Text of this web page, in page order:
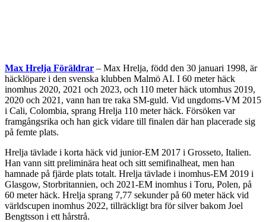
Max Hrelja Föräldrar – Max Hrelja, född den 30 januari 1998, är
häcklöpare i den svenska klubben Malmö AI. I 60 meter häck
inomhus 2020, 2021 och 2023, och 110 meter häck utomhus 2019,
2020 och 2021, vann han tre raka SM-guld. Vid ungdoms-VM 2015
i Cali, Colombia, sprang Hrelja 110 meter häck. Försöken var
framgångsrika och han gick vidare till finalen där han placerade sig
på femte plats.
Hrelja tävlade i korta häck vid junior-EM 2017 i Grosseto, Italien.
Han vann sitt preliminära heat och sitt semifinalheat, men han
hamnade på fjärde plats totalt. Hrelja tävlade i inomhus-EM 2019 i
Glasgow, Storbritannien, och 2021-EM inomhus i Toru, Polen, på
60 meter häck. Hrelja sprang 7,77 sekunder på 60 meter häck vid
världscupen inomhus 2022, tillräckligt bra för silver bakom Joel
Bengtsson i ett hårstrå.